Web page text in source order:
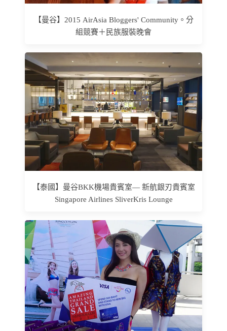
【曼谷】2015 AirAsia Bloggers' Community。分
組競賽＋民族服裝晚會
【泰國】曼谷BKK機場貴賓室— 新航銀刃貴賓室
Singapore Airlines SliverKris Lounge